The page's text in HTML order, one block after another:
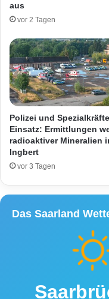
a
s
h
a
u
f
d
e
r
B
l
e
s
u
c
h
t
e
n
E
i
n
c
aus
vor 2 Tagen
Polizei und
Einsatz: Ermittlungen
radioaktiver Mineralien
Ingbert
vor 3 Tagen
Das Saarland